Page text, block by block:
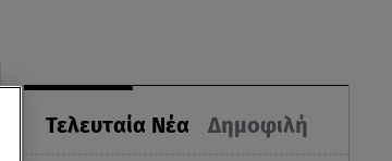
Τελευταία Νέα Δημοφιλή